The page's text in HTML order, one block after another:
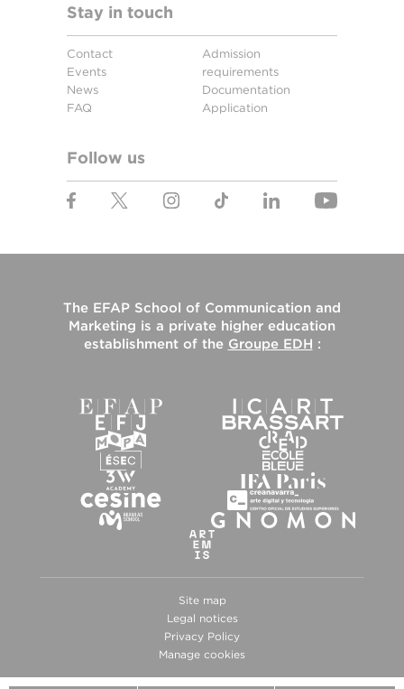
Stay in touch
Contact
Events
News
FAQ
Admission
requirements
Documentation
Application
Follow us
The EFAP School of Communication and
Marketing is a private higher education
establishment of the Groupe EDH :
Site map
Legal notices
Privacy Policy
Manage cookies